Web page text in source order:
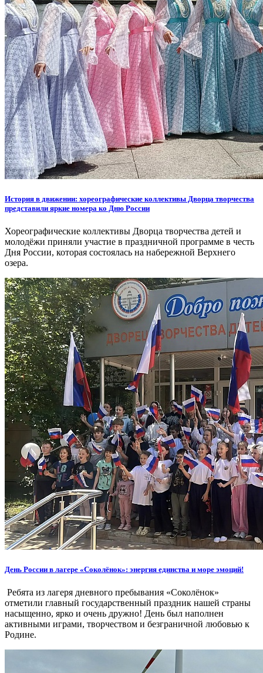
История в движении: хореографические коллективы Дворца творчества
представили яркие номера ко Дню России
Хореографические коллективы Дворца творчества детей и
молодёжи приняли участие в праздничной программе в честь
Дня России, которая состоялась на набережной Верхнего
озера.
День России в лагере «Соколёнок»: энергия единства и море эмоций!
Ребята из лагеря дневного пребывания «Соколёнок»
отметили главный государственный праздник нашей страны
насыщенно, ярко и очень дружно! День был наполнен
активными играми, творчеством и безграничной любовью к
Родине.